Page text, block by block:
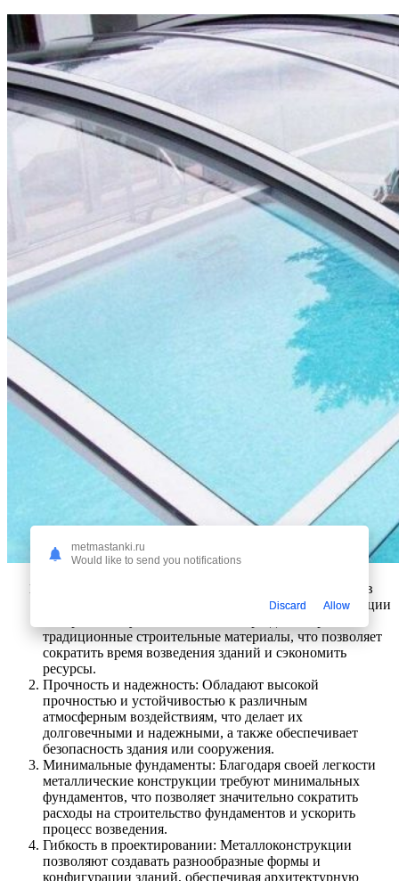
Быстрота монтажа: Одним из ключевых преимуществ
является скорость монтажа. Металлические конструкции
традиционные строительные материалы, что позволяет
сократить время возведения зданий и сэкономить
ресурсы.
Прочность и надежность: Обладают высокой
прочностью и устойчивостью к различным
атмосферным воздействиям, что делает их
долговечными и надежными, а также обеспечивает
безопасность здания или сооружения.
Минимальные фундаменты: Благодаря своей легкости
металлические конструкции требуют минимальных
фундаментов, что позволяет значительно сократить
расходы на строительство фундаментов и ускорить
процесс возведения.
Гибкость в проектировании: Металлоконструкции
позволяют создавать разнообразные формы и
конфигурации зданий, обеспечивая архитектурную
metmastanki.ru
Would like to send you notifications
Discard Allow